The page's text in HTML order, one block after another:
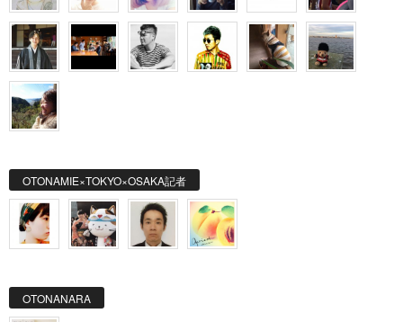
OTONAMIE×TOKYO×OSAKA記者
OTONANARA